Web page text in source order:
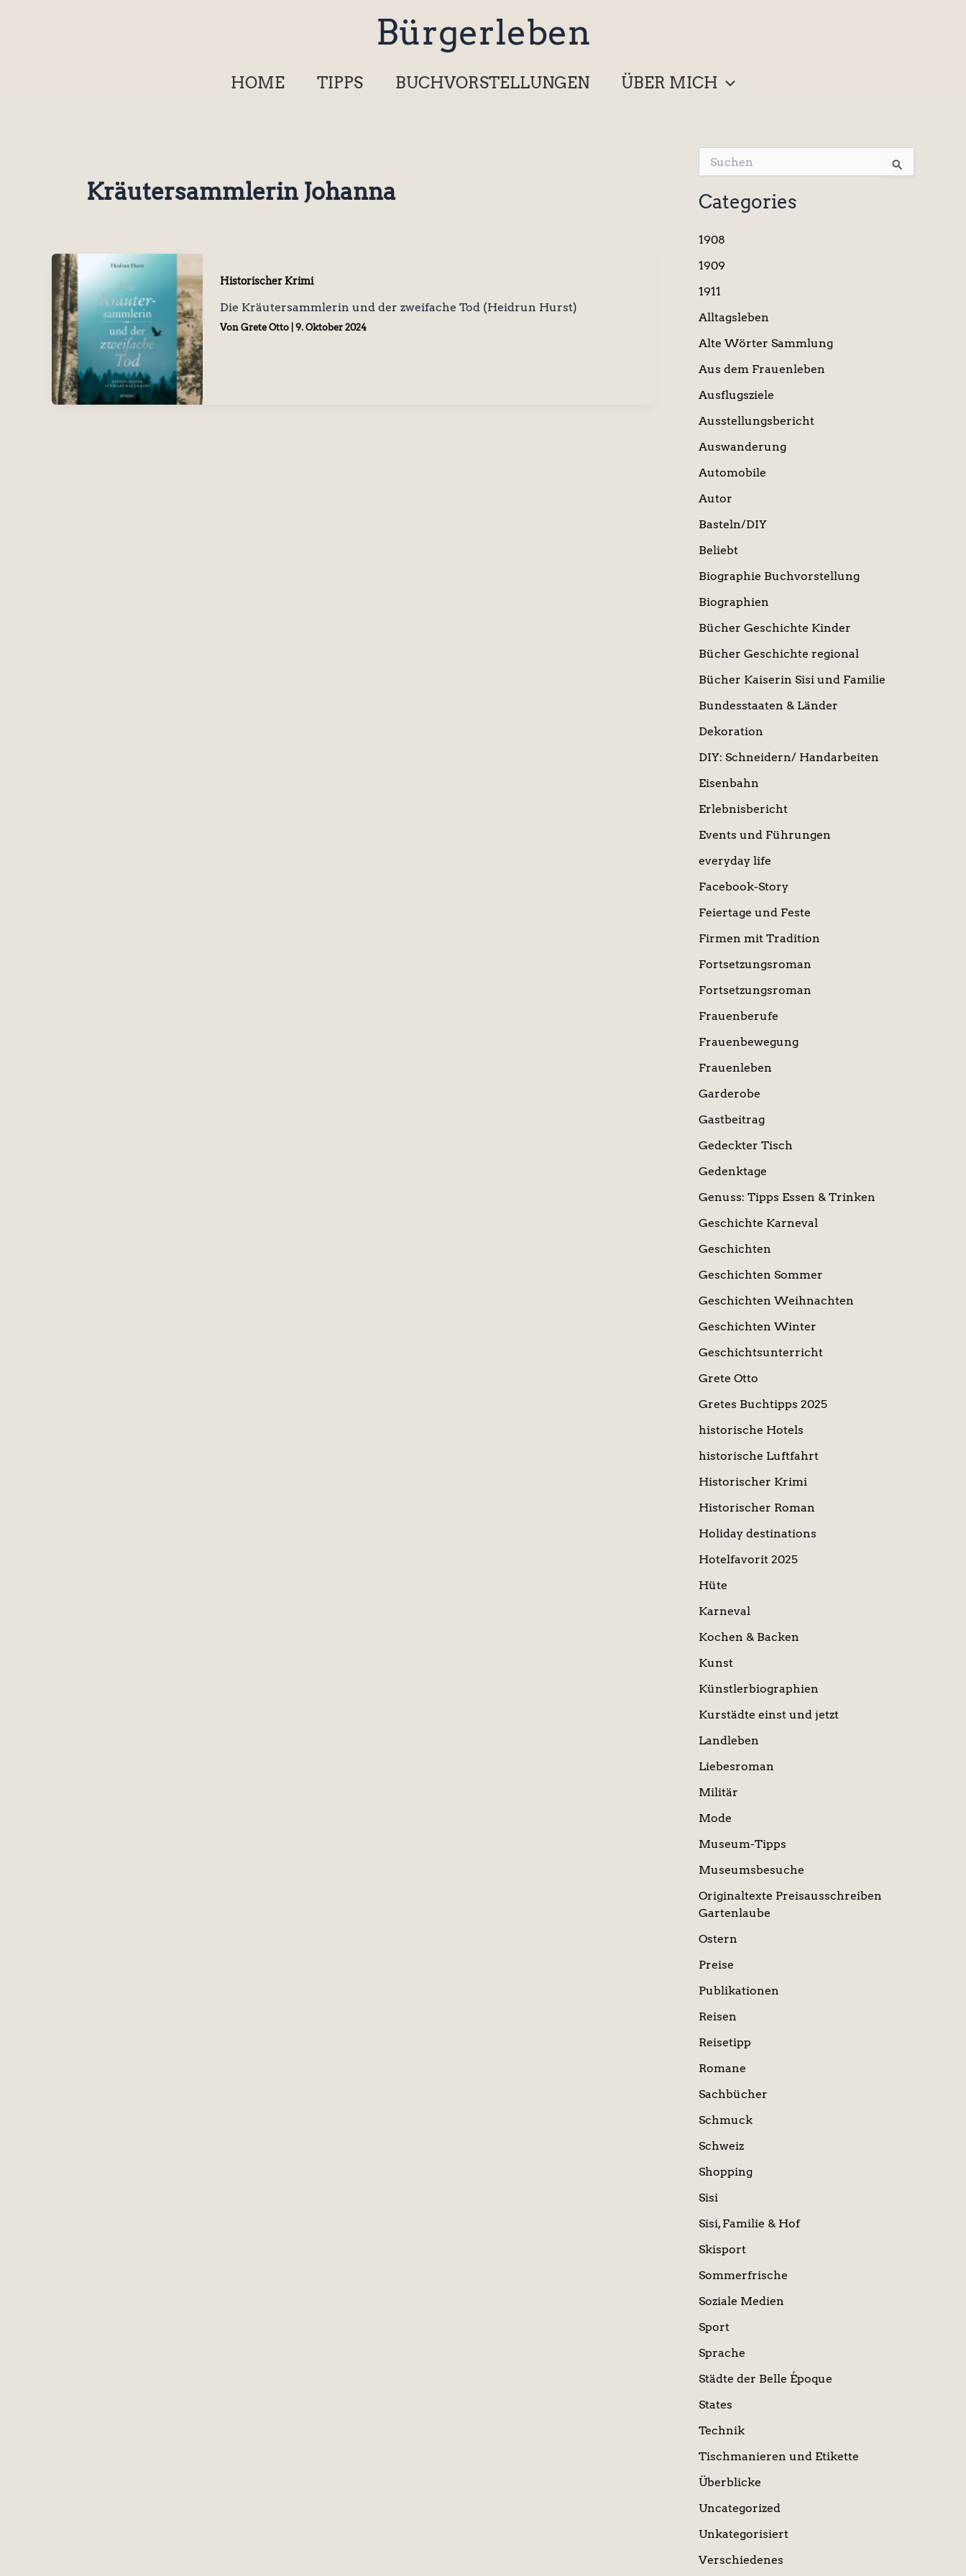
Bürgerleben
HOME TIPPS BUCHVORSTELLUNGEN ÜBER MICH
Kräutersammlerin Johanna
Historischer Krimi
Die Kräutersammlerin und der zweifache Tod (Heidrun Hurst)
Von Grete Otto 9. Oktober 2024
u
c
h
n
a
h
Categories
1908
1909
1911
Alltagsleben
Alte Wörter Sammlung
Aus dem Frauenleben
Ausflugsziele
Ausstellungsbericht
Auswanderung
Automobile
Autor
Basteln/DIY
Beliebt
Biographie Buchvorstellung
Biographien
Bücher Geschichte Kinder
Bücher Geschichte regional
Bücher Kaiserin Sisi und Familie
Bundesstaaten & Länder
Dekoration
DIY: Schneidern/ Handarbeiten
Eisenbahn
Erlebnisbericht
Events und Führungen
everyday life
Facebook-Story
Feiertage und Feste
Firmen mit Tradition
Fortsetzungsroman
Fortsetzungsroman
Frauenberufe
Frauenbewegung
Frauenleben
Garderobe
Gastbeitrag
Gedeckter Tisch
Gedenktage
Genuss: Tipps Essen & Trinken
Geschichte Karneval
Geschichten
Geschichten Sommer
Geschichten Weihnachten
Geschichten Winter
Geschichtsunterricht
Grete Otto
Gretes Buchtipps 2025
historische Hotels
historische Luftfahrt
Historischer Krimi
Historischer Roman
Holiday destinations
Hotelfavorit 2025
Hüte
Karneval
Kochen & Backen
Kunst
Künstlerbiographien
Kurstädte einst und jetzt
Landleben
Liebesroman
Militär
Mode
Museum-Tipps
Museumsbesuche
Originaltexte Preisausschreiben
Gartenlaube
Ostern
Preise
Publikationen
Reisen
Reisetipp
Romane
Sachbücher
Schmuck
Schweiz
Shopping
Sisi
Sisi, Familie & Hof
Skisport
Sommerfrische
Soziale Medien
Sport
Sprache
Städte der Belle Époque
States
Technik
Tischmanieren und Etikette
Überblicke
Uncategorized
Unkategorisiert
Verschiedenes